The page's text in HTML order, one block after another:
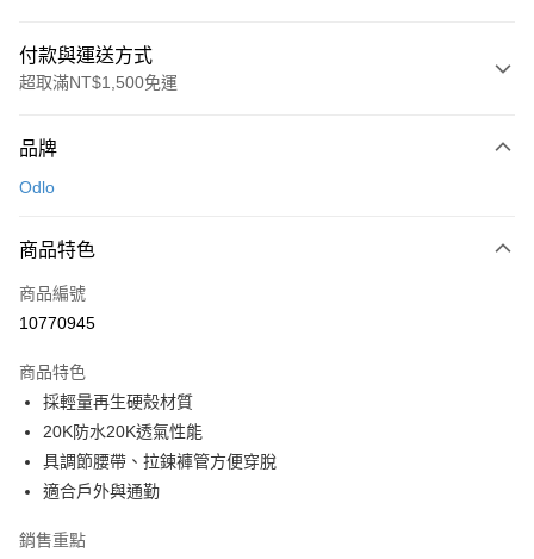
付款與運送方式
超取滿NT$1,500免運
信用卡一次付款
Apple Pay
悠遊付
7-11取貨(快速到店)
每筆NT$100，滿NT$1,500(含以上)免運費
宅配-本島
每筆NT$100，滿NT$1,500(含以上)免運費
品牌
Odlo
商品特色
商品編號
10770945
商品特色
採輕量再生硬殼材質
20K防水20K透氣性能
具調節腰帶、拉鍊褲管方便穿脫
適合戶外與通勤
銷售重點